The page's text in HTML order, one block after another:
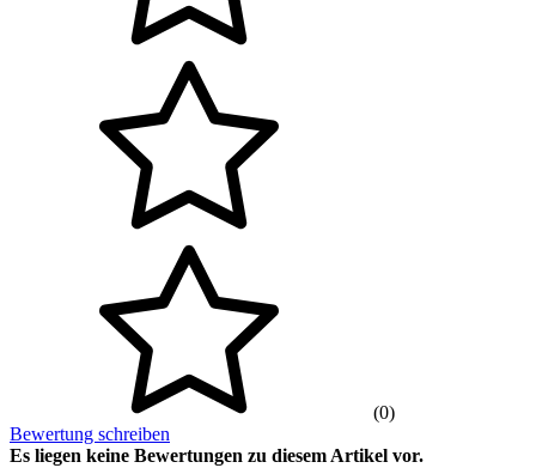
(0)
Bewertung schreiben
Es liegen keine Bewertungen zu diesem Artikel vor.